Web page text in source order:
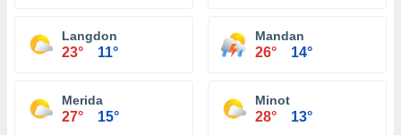
Langdon
23° 11°
Mandan
26° 14°
Merida
27° 15°
Minot
28° 13°